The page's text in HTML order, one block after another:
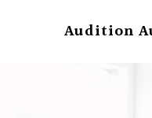
Audition